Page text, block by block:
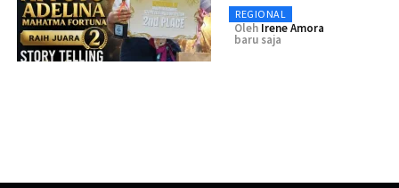
REGIONAL
Oleh Irene Amora
baru saja